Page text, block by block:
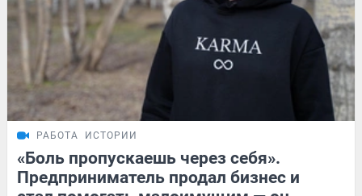
РАБОТА ИСТОРИИ
«Боль пропускаешь через себя».
Предприниматель продал бизнес и